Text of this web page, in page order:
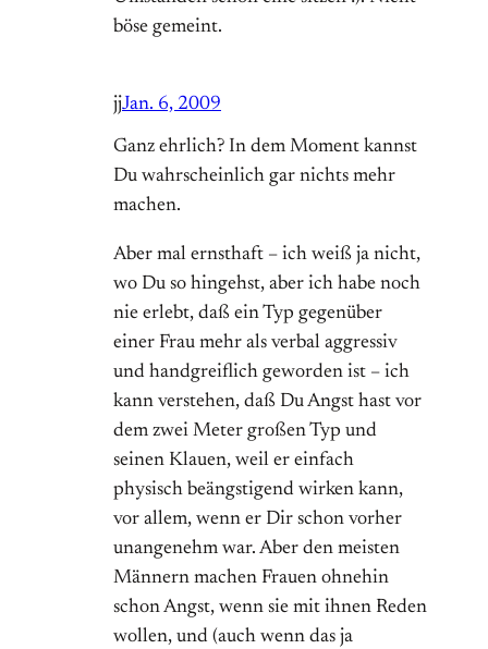
böse gemeint.
jjJan. 6, 2009
Ganz ehrlich? In dem Moment kannst
Du wahrscheinlich gar nichts mehr
machen.
Aber mal ernsthaft – ich weiß ja nicht,
wo Du so hingehst, aber ich habe noch
nie erlebt, daß ein Typ gegenüber
einer Frau mehr als verbal aggressiv
und handgreiflich geworden ist – ich
kann verstehen, daß Du Angst hast vor
dem zwei Meter großen Typ und
seinen Klauen, weil er einfach
physisch beängstigend wirken kann,
vor allem, wenn er Dir schon vorher
unangenehm war. Aber den meisten
Männern machen Frauen ohnehin
schon Angst, wenn sie mit ihnen Reden
wollen, und (auch wenn das ja